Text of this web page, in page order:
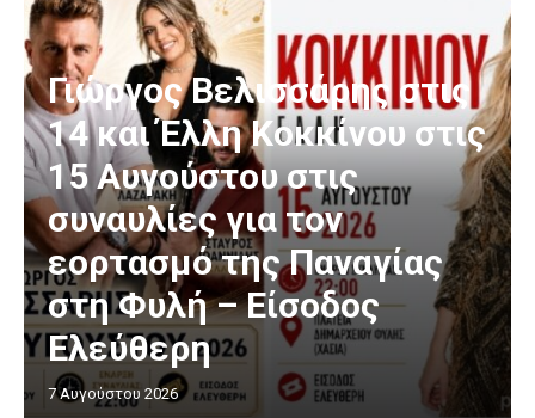
Γιώργος Βελισσάρης στις
14 και Έλλη Κοκκίνου στις
15 Αυγούστου στις
συναυλίες για τον
εορτασμό της Παναγίας
στη Φυλή – Είσοδος
Ελεύθερη
7 Αυγούστου 2026